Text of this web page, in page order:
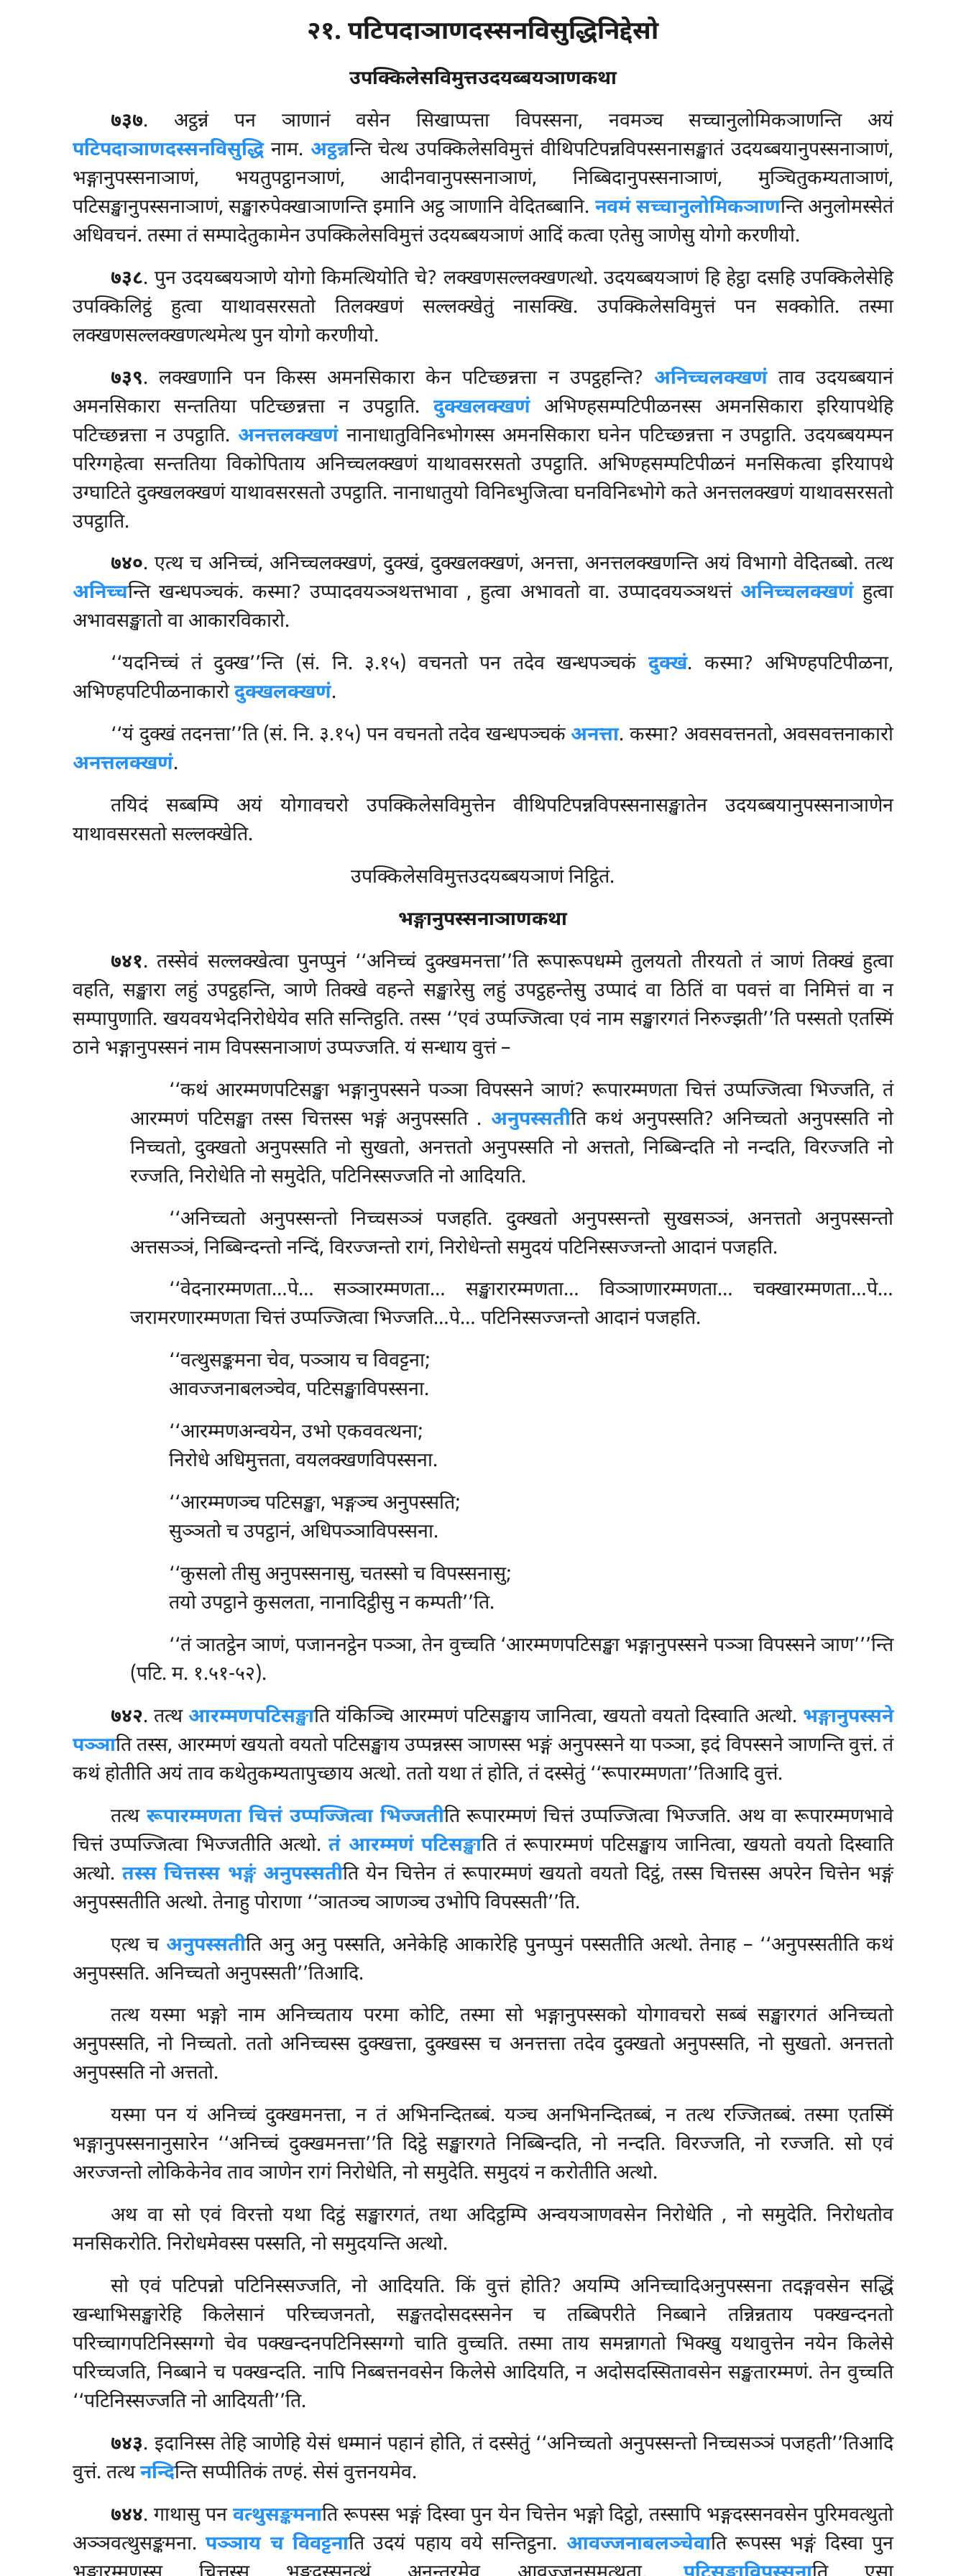
२१. पटिपदाञाणदस्सनविसुद्धिनिद्देसो
उपक्किलेसविमुत्तउदयब्बयञाणकथा
७३७. अट्ठन्नं पन ञाणानं वसेन सिखाप्पत्ता विपस्सना, नवमञ्च सच्चानुलोमिकञाणन्ति अयं
पटिपदाञाणदस्सनविसुद्धिनाम. अट्ठन्नन्ति चेत्थ उपक्किलेसविमुत्तं वीथिपटिपन्नविपस्सनासङ्खातं उदयब्बयानुपस्सनाञाणं,
भङ्गानुपस्सनाञाणं, भयतुपट्ठानञाणं, आदीनवानुपस्सनाञाणं, निब्बिदानुपस्सनाञाणं, मुञ्चितुकम्यताञाणं,
पटिसङ्खानुपस्सनाञाणं, सङ्खारुपेक्खाञाणन्ति इमानि अट्ठ ञाणानि वेदितब्बानि. नवमं सच्चानुलोमिकञाणन्ति अनुलोमस्सेतं
अधिवचनं. तस्मा तं सम्पादेतुकामेन उपक्किलेसविमुत्तं उदयब्बयञाणं आदिं कत्वा एतेसु ञाणेसु योगो करणीयो.
७३८. पुन उदयब्बयञाणे योगो किमत्थियोति चे? लक्खणसल्लक्खणत्थो. उदयब्बयञाणं हि हेट्ठा दसहि उपक्किलेसेहि
उपक्किलिट्ठं हुत्वा याथावसरसतो तिलक्खणं सल्लक्खेतुं नासक्खि. उपक्किलेसविमुत्तं पन सक्कोति. तस्मा
लक्खणसल्लक्खणत्थमेत्थ पुन योगो करणीयो.
७३९. लक्खणानि पन किस्स अमनसिकारा केन पटिच्छन्नत्ता न उपट्ठहन्ति? अनिच्चलक्खणंताव उदयब्बयानं
अमनसिकारा सन्ततिया पटिच्छन्नत्ता न उपट्ठाति.दुक्खलक्खणं अभिण्हसम्पटिपीळनस्स अमनसिकारा इरियापथेहि
पटिच्छन्नत्ता न उपट्ठाति. अनत्तलक्खणं नानाधातुविनिब्भोगस्स अमनसिकारा घनेन पटिच्छन्नत्ता न उपट्ठाति. उदयब्बयम्पन
परिग्गहेत्वा सन्ततिया विकोपिताय अनिच्चलक्खणं याथावसरसतो उपट्ठाति. अभिण्हसम्पटिपीळनं मनसिकत्वा इरियापथे
उग्घाटिते दुक्खलक्खणं याथावसरसतो उपट्ठाति. नानाधातुयो विनिब्भुजित्वा घनविनिब्भोगे कते अनत्तलक्खणं याथावसरसतो
उपट्ठाति.
७४०. एत्थच अनिच्चं, अनिच्चलक्खणं, दुक्खं, दुक्खलक्खणं, अनत्ता, अनत्तलक्खणन्ति अयं विभागो वेदितब्बो. तत्थ
अनिच्चन्ति खन्धपञ्चकं. कस्मा? उप्पादवयञ्ञथत्तभावा , हुत्वा अभावतो वा. उप्पादवयञ्ञथत्तं अनिच्चलक्खणं हुत्वा
अभावसङ्खातो वा आकारविकारो.
‘‘यदनिच्चं तं दुक्ख’’न्ति (सं. नि. ३.१५) वचनतो पन तदेव खन्धपञ्चकंदुक्खं. कस्मा? अभिण्हपटिपीळना,
अभिण्हपटिपीळनाकारोदुक्खलक्खणं.
‘‘यं दुक्खं तदनत्ता’’ति (सं. नि. ३.१५) पन वचनतो तदेव खन्धपञ्चकं अनत्ता. कस्मा? अवसवत्तनतो, अवसवत्तनाकारो
अनत्तलक्खणं.
तयिदं सब्बम्पि अयं योगावचरो उपक्किलेसविमुत्तेन वीथिपटिपन्नविपस्सनासङ्खातेन उदयब्बयानुपस्सनाञाणेन
याथावसरसतो सल्लक्खेति.
उपक्किलेसविमुत्तउदयब्बयञाणं निट्ठितं.
भङ्गानुपस्सनाञाणकथा
७४१. तस्सेवं सल्लक्खेत्वा पुनप्पुनं ‘‘अनिच्चं दुक्खमनत्ता’’ति रूपारूपधम्मे तुलयतो तीरयतो तं ञाणं तिक्खं हुत्वा
वहति, सङ्खारा लहुं उपट्ठहन्ति, ञाणे तिक्खे वहन्ते सङ्खारेसु लहुं उपट्ठहन्तेसु उप्पादं वा ठितिं वा पवत्तं वा निमित्तं वा न
सम्पापुणाति. खयवयभेदनिरोधेयेव सति सन्तिट्ठति. तस्स ‘‘एवं उप्पज्जित्वा एवं नाम सङ्खारगतं निरुज्झती’’ति पस्सतो एतस्मिं
ठाने भङ्गानुपस्सनं नाम विपस्सनाञाणं उप्पज्जति. यं सन्धाय वुत्तं –
‘‘कथं आरम्मणपटिसङ्खा भङ्गानुपस्सने पञ्ञा विपस्सने ञाणं? रूपारम्मणता चित्तं उप्पज्जित्वा भिज्जति, तं
आरम्मणं पटिसङ्खा तस्स चित्तस्स भङ्गं अनुपस्सति . अनुपस्सतीति कथं अनुपस्सति? अनिच्चतो अनुपस्सति नो
निच्चतो, दुक्खतो अनुपस्सति नो सुखतो, अनत्ततो अनुपस्सति नो अत्ततो, निब्बिन्दति नो नन्दति, विरज्जति नो
रज्जति, निरोधेति नो समुदेति, पटिनिस्सज्जति नो आदियति.
‘‘अनिच्चतो अनुपस्सन्तो निच्चसञ्ञं पजहति. दुक्खतो अनुपस्सन्तो सुखसञ्ञं, अनत्ततो अनुपस्सन्तो
अत्तसञ्ञं, निब्बिन्दन्तोनन्दिं, विरज्जन्तो रागं, निरोधेन्तो समुदयं पटिनिस्सज्जन्तो आदानं पजहति.
‘‘वेदनारम्मणता…पे… सञ्ञारम्मणता… सङ्खारारम्मणता… विञ्ञाणारम्मणता… चक्खारम्मणता…पे…
जरामरणारम्मणता चित्तं उप्पज्जित्वा भिज्जति…पे… पटिनिस्सज्जन्तो आदानं पजहति.
‘‘वत्थुसङ्कमना चेव, पञ्ञाय च विवट्टना;
आवज्जनाबलञ्चेव, पटिसङ्खाविपस्सना.
‘‘आरम्मणअन्वयेन, उभो एकववत्थना;
निरोधे अधिमुत्तता, वयलक्खणविपस्सना.
‘‘आरम्मणञ्च पटिसङ्खा, भङ्गञ्च अनुपस्सति;
सुञ्ञतो च उपट्ठानं, अधिपञ्ञाविपस्सना.
‘‘कुसलो तीसु अनुपस्सनासु, चतस्सो च विपस्सनासु;
तयो उपट्ठाने कुसलता, नानादिट्ठीसु न कम्पती’’ति.
‘‘तं ञातट्ठेन ञाणं, पजाननट्ठेन पञ्ञा, तेन वुच्चति ‘आरम्मणपटिसङ्खा भङ्गानुपस्सने पञ्ञा विपस्सने ञाण’’’न्ति
(पटि. म. १.५१-५२).
७४२. तत्थ आरम्मणपटिसङ्खाति यंकिञ्चि आरम्मणं पटिसङ्खाय जानित्वा, खयतो वयतो दिस्वाति अत्थो. भङ्गानुपस्सने
पञ्ञाति तस्स, आरम्मणं खयतो वयतो पटिसङ्खाय उप्पन्नस्स ञाणस्स भङ्गं अनुपस्सने या पञ्ञा, इदं विपस्सने ञाणन्ति वुत्तं. तं
कथं होतीति अयं ताव कथेतुकम्यतापुच्छाय अत्थो. ततो यथा तं होति, तं दस्सेतुं ‘‘रूपारम्मणता’’तिआदि वुत्तं.
तत्थरूपारम्मणता चित्तं उप्पज्जित्वा भिज्जतीति रूपारम्मणं चित्तं उप्पज्जित्वा भिज्जति. अथ वा रूपारम्मणभावे
चित्तं उप्पज्जित्वा भिज्जतीति अत्थो.तं आरम्मणं पटिसङ्खाति तं रूपारम्मणं पटिसङ्खाय जानित्वा, खयतो वयतो दिस्वाति
अत्थो.तस्स चित्तस्स भङ्गं अनुपस्सतीति येन चित्तेन तं रूपारम्मणं खयतो वयतो दिट्ठं, तस्स चित्तस्स अपरेन चित्तेन भङ्गं
अनुपस्सतीति अत्थो. तेनाहु पोराणा ‘‘ञातञ्च ञाणञ्च उभोपि विपस्सती’’ति.
एत्थच अनुपस्सतीति अनु अनु पस्सति, अनेकेहि आकारेहि पुनप्पुनं पस्सतीति अत्थो. तेनाह – ‘‘अनुपस्सतीति कथं
अनुपस्सति. अनिच्चतो अनुपस्सती’’तिआदि.
तत्थ यस्मा भङ्गो नाम अनिच्चताय परमा कोटि, तस्मा सो भङ्गानुपस्सको योगावचरो सब्बं सङ्खारगतं अनिच्चतो
अनुपस्सति, नो निच्चतो. ततो अनिच्चस्स दुक्खत्ता, दुक्खस्स च अनत्तत्ता तदेव दुक्खतो अनुपस्सति, नो सुखतो. अनत्ततो
अनुपस्सति नो अत्ततो.
यस्मा पन यं अनिच्चं दुक्खमनत्ता, न तं अभिनन्दितब्बं. यञ्च अनभिनन्दितब्बं, न तत्थ रज्जितब्बं. तस्मा एतस्मिं
भङ्गानुपस्सनानुसारेन ‘‘अनिच्चं दुक्खमनत्ता’’ति दिट्ठे सङ्खारगते निब्बिन्दति, नो नन्दति. विरज्जति, नो रज्जति. सो एवं
अरज्जन्तो लोकिकेनेव ताव ञाणेन रागं निरोधेति, नो समुदेति. समुदयं न करोतीति अत्थो.
अथ वा सो एवं विरत्तो यथा दिट्ठं सङ्खारगतं, तथा अदिट्ठम्पि अन्वयञाणवसेन निरोधेति , नो समुदेति. निरोधतोव
मनसिकरोति. निरोधमेवस्स पस्सति, नो समुदयन्ति अत्थो.
सो एवं पटिपन्नो पटिनिस्सज्जति, नो आदियति. किं वुत्तं होति? अयम्पि अनिच्चादिअनुपस्सना तदङ्गवसेन सद्धिं
खन्धाभिसङ्खारेहि किलेसानं परिच्चजनतो, सङ्खतदोसदस्सनेन च तब्बिपरीते निब्बाने तन्निन्नताय पक्खन्दनतो
परिच्चागपटिनिस्सग्गो चेव पक्खन्दनपटिनिस्सग्गो चाति वुच्चति. तस्मा ताय समन्नागतो भिक्खु यथावुत्तेन नयेन किलेसे
परिच्चजति, निब्बाने च पक्खन्दति. नापि निब्बत्तनवसेन किलेसे आदियति, न अदोसदस्सितावसेन सङ्खतारम्मणं. तेन वुच्चति
‘‘पटिनिस्सज्जति नो आदियती’’ति.
७४३. इदानिस्स तेहि ञाणेहि येसं धम्मानं पहानं होति, तं दस्सेतुं ‘‘अनिच्चतो अनुपस्सन्तो निच्चसञ्ञं पजहती’’तिआदि
वुत्तं. तत्थनन्दिन्ति सप्पीतिकं तण्हं. सेसं वुत्तनयमेव.
७४४. गाथासुपनवत्थुसङ्कमनाति रूपस्स भङ्गं दिस्वा पुन येन चित्तेन भङ्गो दिट्ठो, तस्सापि भङ्गदस्सनवसेन पुरिमवत्थुतो
अञ्ञवत्थुसङ्कमना.पञ्ञाय च विवट्टनाति उदयं पहाय वये सन्तिट्ठना. आवज्जनाबलञ्चेवाति रूपस्स भङ्गं दिस्वा पुन